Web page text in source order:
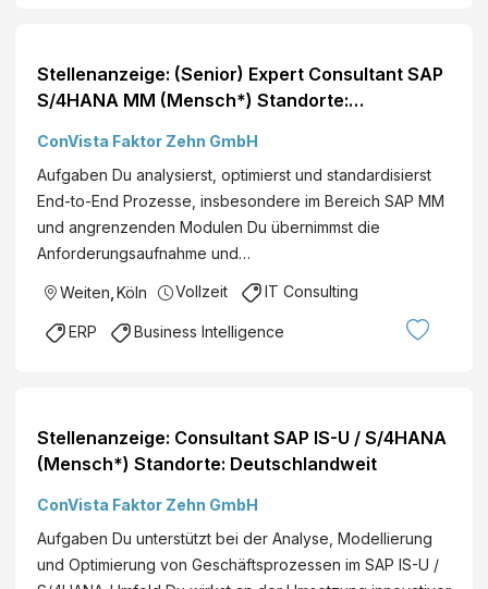
Stellenanzeige: (Senior) Expert Consultant SAP
S/4HANA MM (Mensch*) Standorte:
ConVista Faktor Zehn GmbH
Aufgaben Du analysierst, optimierst und standardisierst
End-to-End Prozesse, insbesondere im Bereich SAP MM
und angrenzenden Modulen Du übernimmst die
Anforderungsaufnahme und…
Weiten Köln Vollzeit IT Consulting
ERP Business Intelligence
Stellenanzeige: Consultant SAP IS-U / S/4HANA
(Mensch*) Standorte: Deutschlandweit
ConVista Faktor Zehn GmbH
Aufgaben Du unterstützt bei der Analyse, Modellierung
und Optimierung von Geschäftsprozessen im SAP IS-U /